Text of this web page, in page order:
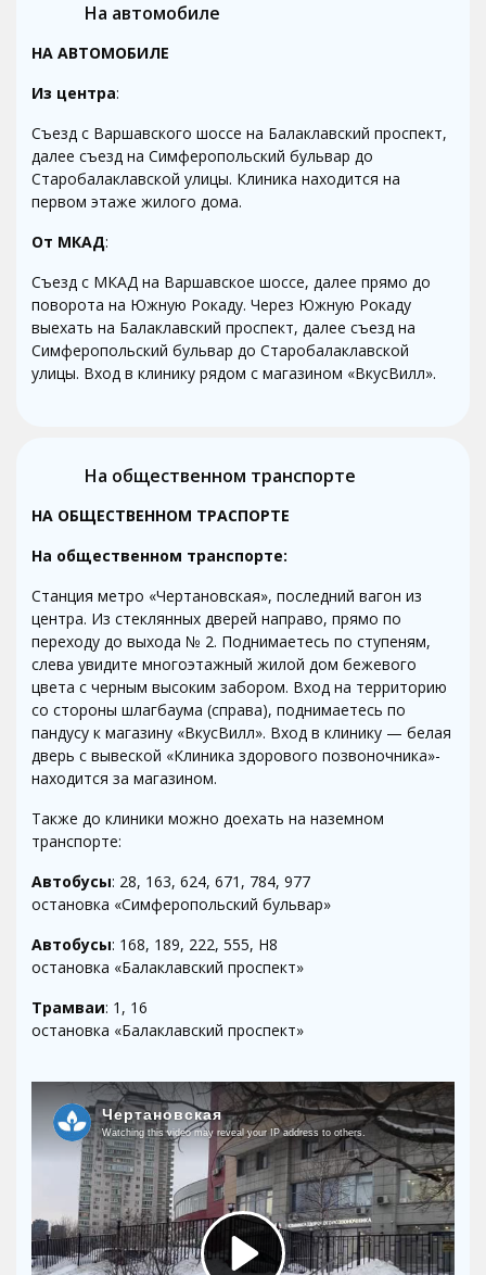
На автомобиле
НА АВТОМОБИЛЕ
Из центра:
Съезд с Варшавского шоссе на Балаклавский проспект,
далее съезд на Симферопольский бульвар до
Старобалаклавской улицы. Клиника находится на
первом этаже жилого дома.
От МКАД:
Съезд с МКАД на Варшавское шоссе, далее прямо до
поворота на Южную Рокаду. Через Южную Рокаду
выехать на Балаклавский проспект, далее съезд на
Симферопольский бульвар до Старобалаклавской
улицы. Вход в клинику рядом с магазином «ВкусВилл».
На общественном транспорте
НА ОБЩЕСТВЕННОМ ТРАСПОРТЕ
На общественном транспорте:
Станция метро «Чертановская», последний вагон из
центра. Из стеклянных дверей направо, прямо по
переходу до выхода № 2. Поднимаетесь по ступеням,
слева увидите многоэтажный жилой дом бежевого
цвета с черным высоким забором. Вход на территорию
со стороны шлагбаума (справа), поднимаетесь по
пандусу к магазину «ВкусВилл». Вход в клинику — белая
дверь с вывеской «Клиника здорового позвоночника»-
находится за магазином.
Также до клиники можно доехать на наземном
транспорте:
Автобусы: 28, 163, 624, 671, 784, 977
остановка «Симферопольский бульвар»
Автобусы: 168, 189, 222, 555, Н8
остановка «Балаклавский проспект»
Трамваи: 1, 16
остановка «Балаклавский проспект»